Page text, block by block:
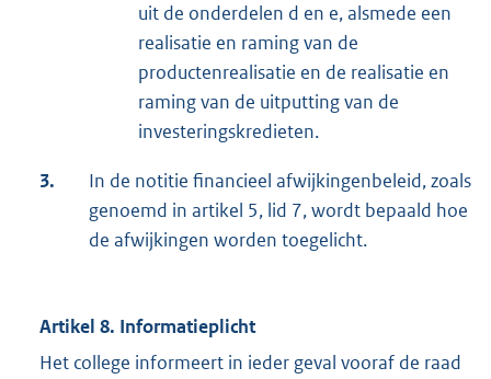
uit de onderdelen d en e, alsmede een
realisatie en raming van de
productenrealisatie en de realisatie en
raming van de uitputting van de
investeringskredieten.
3.
In de notitie financieel afwijkingenbeleid, zoals
genoemd in artikel 5, lid 7, wordt bepaald hoe
de afwijkingen worden toegelicht.
Artikel 8. Informatieplicht
Het college informeert in ieder geval vooraf de raad